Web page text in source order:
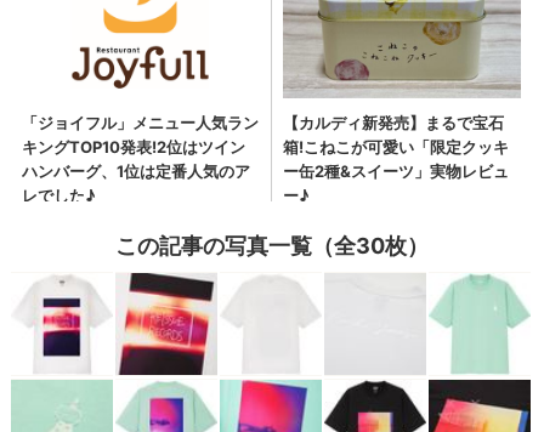
この記事の写真一覧（全30枚）